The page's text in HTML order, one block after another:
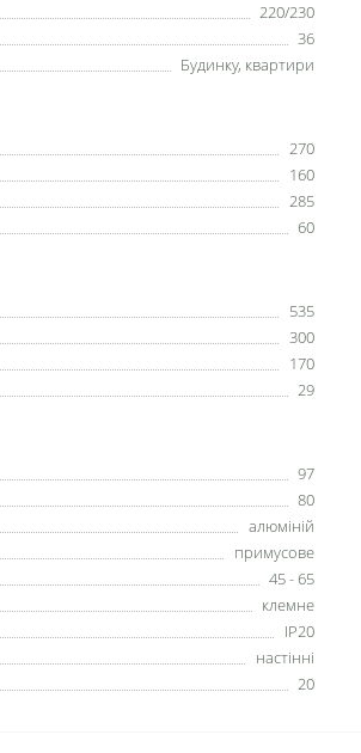
220/230
36
Будинку, квартири
270
160
285
60
535
300
170
29
97
80
алюміній
примусове
45 - 65
клемне
IP20
настінні
20